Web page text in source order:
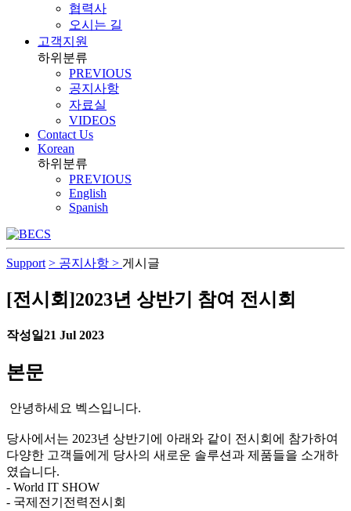
협력사
오시는 길
고객지원
하위분류
PREVIOUS
공지사항
자료실
VIDEOS
Contact Us
Korean
하위분류
PREVIOUS
English
Spanish
Support > 공지사항 > 게시글
[전시회]2023년 상반기 참여 전시회
작성일21 Jul 2023
본문
안녕하세요 벡스입니다.
당사에서는 2023년 상반기에 아래와 같이 전시회에 참가하여
다양한 고객들에게 당사의 새로운 솔루션과 제품들을 소개하
였습니다.
- World IT SHOW
- 국제전기전력전시회